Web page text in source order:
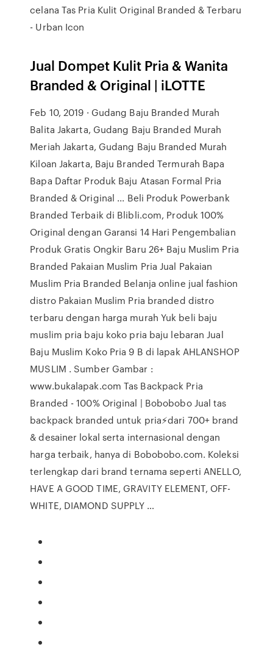
celana Tas Pria Kulit Original Branded & Terbaru
- Urban Icon
Jual Dompet Kulit Pria & Wanita
Branded & Original | iLOTTE
Feb 10, 2019 · Gudang Baju Branded Murah
Balita Jakarta, Gudang Baju Branded Murah
Meriah Jakarta, Gudang Baju Branded Murah
Kiloan Jakarta, Baju Branded Termurah Bapa
Bapa Daftar Produk Baju Atasan Formal Pria
Branded & Original ... Beli Produk Powerbank
Branded Terbaik di Blibli.com, Produk 100%
Original dengan Garansi 14 Hari Pengembalian
Produk Gratis Ongkir Baru 26+ Baju Muslim Pria
Branded Pakaian Muslim Pria Jual Pakaian
Muslim Pria Branded Belanja online jual fashion
distro Pakaian Muslim Pria branded distro
terbaru dengan harga murah Yuk beli baju
muslim pria baju koko pria baju lebaran Jual
Baju Muslim Koko Pria 9 B di lapak AHLANSHOP
MUSLIM . Sumber Gambar :
www.bukalapak.com Tas Backpack Pria
Branded - 100% Original | Bobobobo Jual tas
backpack branded untuk pria⚡dari 700+ brand
& desainer lokal serta internasional dengan
harga terbaik, hanya di Bobobobo.com. Koleksi
terlengkap dari brand ternama seperti ANELLO,
HAVE A GOOD TIME, GRAVITY ELEMENT, OFF-
WHITE, DIAMOND SUPPLY …